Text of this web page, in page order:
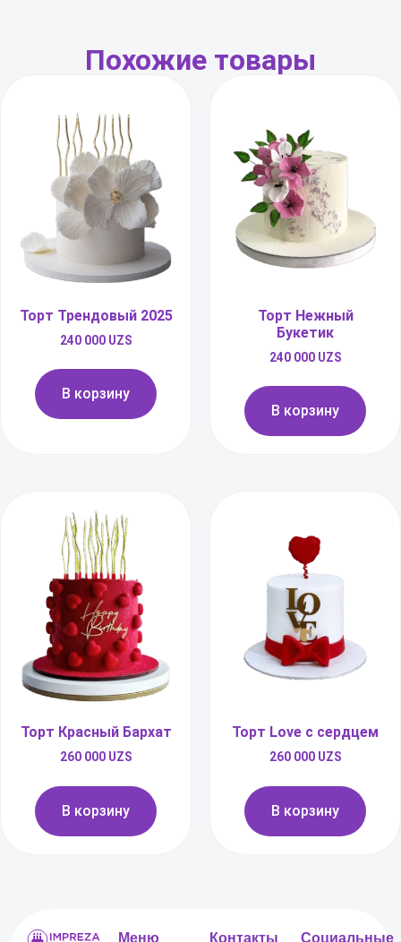
Похожие товары
Торт Трендовый 2025
240 000 UZS
В корзину
Торт Нежный
Букетик
240 000 UZS
В корзину
Торт Красный Бархат
260 000 UZS
В корзину
Торт Love с сердцем
260 000 UZS
В корзину
Меню Контакты Социальные